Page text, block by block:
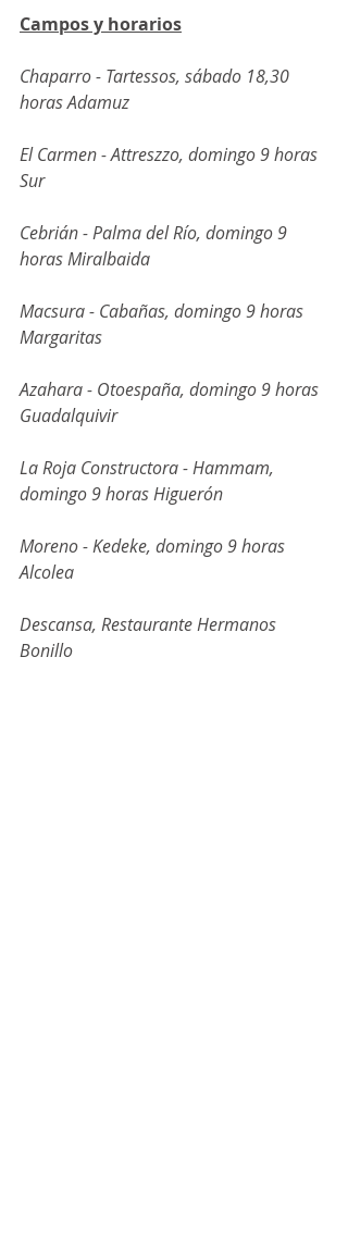
Campos y horarios
Chaparro - Tartessos, sábado 18,30
horas Adamuz
El Carmen - Attreszzo, domingo 9 horas
Sur
Cebrián - Palma del Río, domingo 9
horas Miralbaida
Macsura - Cabañas, domingo 9 horas
Margaritas
Azahara - Otoespaña, domingo 9 horas
Guadalquivir
La Roja Constructora - Hammam,
domingo 9 horas Higuerón
Moreno - Kedeke, domingo 9 horas
Alcolea
Descansa, Restaurante Hermanos
Bonillo